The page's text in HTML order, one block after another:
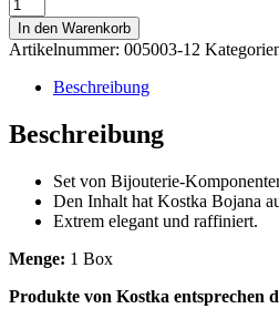
Mix
12
Menge
In den Warenkorb
Artikelnummer: 005003-12
Beschreibung
Beschreibung
Set von Bijouterie-
Den Inhalt hat Kostka Bojana
Extrem elegant und raffiniert.
Menge: 1 Box
Produkte von Kostka entsprechen